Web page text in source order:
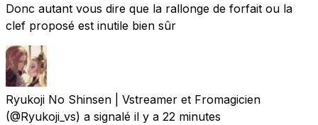
Donc autant vous dire que la rallonge de forfait ou la
clef proposé est inutile bien sûr
Ryukoji No Shinsen | Vstreamer et Fromagicien
(@Ryukoji_vs) a signalé il y a 22 minutes